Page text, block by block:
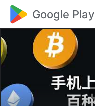
Google Play